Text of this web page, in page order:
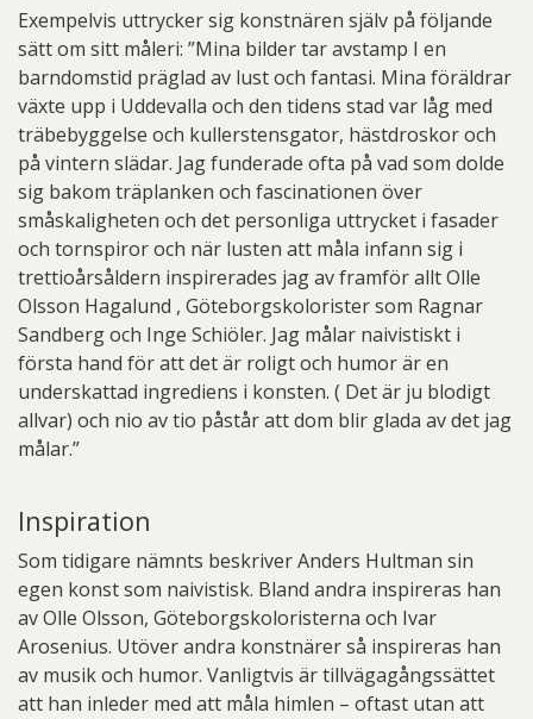
Exempelvis uttrycker sig konstnären själv på följande
sätt om sitt måleri: ”Mina bilder tar avstamp I en
barndomstid präglad av lust och fantasi. Mina föräldrar
växte upp i Uddevalla och den tidens stad var låg med
träbebyggelse och kullerstensgator, hästdroskor och
på vintern slädar. Jag funderade ofta på vad som dolde
sig bakom träplanken och fascinationen över
småskaligheten och det personliga uttrycket i fasader
och tornspiror och när lusten att måla infann sig i
trettioårsåldern inspirerades jag av framför allt Olle
Olsson Hagalund , Göteborgskolorister som Ragnar
Sandberg och Inge Schiöler. Jag målar naivistiskt i
första hand för att det är roligt och humor är en
underskattad ingrediens i konsten. ( Det är ju blodigt
allvar) och nio av tio påstår att dom blir glada av det jag
målar.”
Inspiration
Som tidigare nämnts beskriver Anders Hultman sin
egen konst som naivistisk. Bland andra inspireras han
av Olle Olsson, Göteborgskoloristerna och Ivar
Arosenius. Utöver andra konstnärer så inspireras han
av musik och humor. Vanligtvis är tillvägagångssättet
att han inleder med att måla himlen – oftast utan att